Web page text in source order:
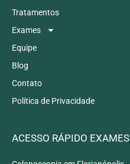
Tratamentos
Exames
Equipe
Blog
Contato
Política de Privacidade
ACESSO RÁPIDO EXAMES